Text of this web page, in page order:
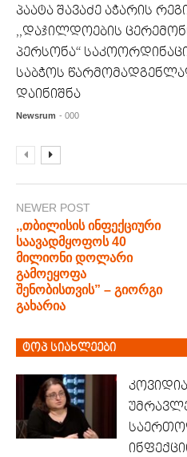
პაატა შავაძე აჭარის
,,დაჯილდოების
პერსონა“
საბჭოს
დაინიშნა
Newsrum - 000
NEWER POST
,,თბილისის ინფექციური
საავადმყოფოს 40
მილიონი დოლარი
გამოეყოფა
შენობისთვის” – გიორგი
გახარია
ტოპ სიახლეები